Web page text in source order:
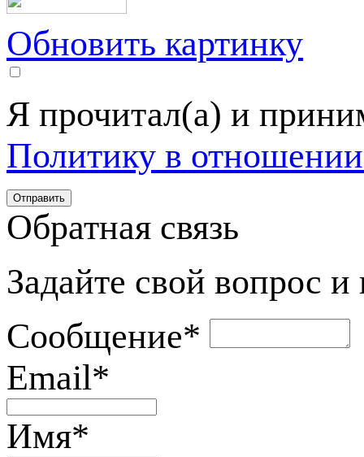
Обновить картинку
Я прочитал(а) и
Политику в
Обратная связь
Задайте свой вопрос
Сообщение*
Email*
Имя*